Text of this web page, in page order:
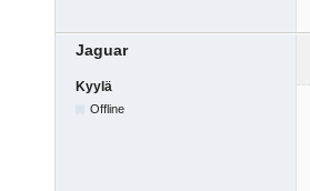
Jaguar
Kyylä
Offline